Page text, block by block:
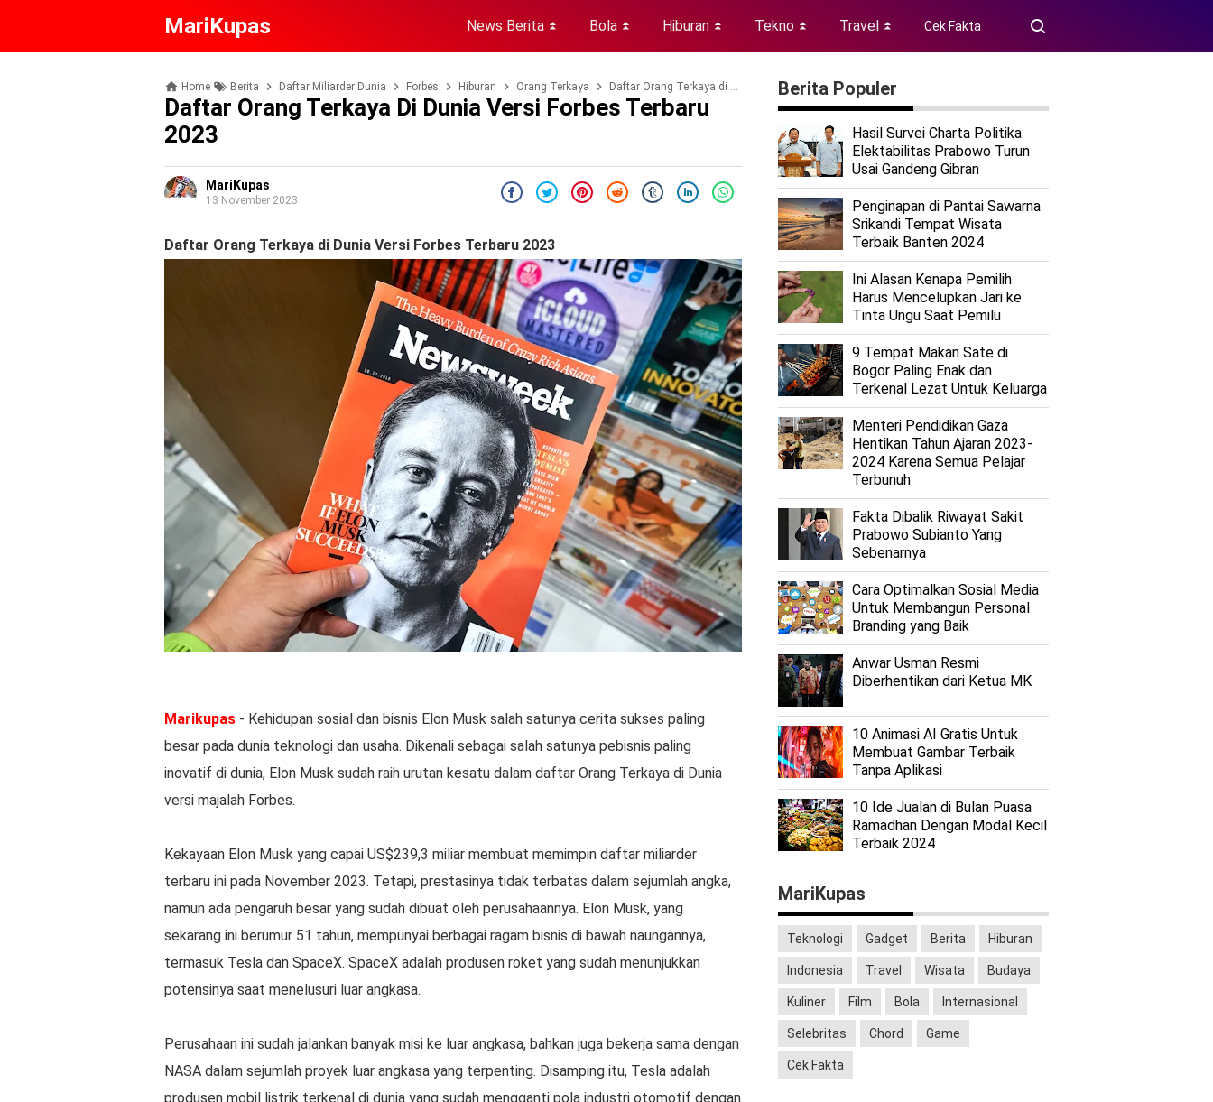
MariKupas News Berita ⏬ Bola ⏬ Hiburan ⏬ Tekno ⏬ Travel ⏬ Cek Fakta
Home Berita Daftar Miliarder Dunia Forbes Hiburan Orang Terkaya Daftar Orang Terkaya di Dunia Versi Forbes Terbaru 2023
Daftar Orang Terkaya Di Dunia Versi Forbes Terbaru
2023
MariKupas
13 November 2023
Daftar Orang Terkaya di Dunia Versi Forbes Terbaru 2023
Marikupas - Kehidupan sosial dan bisnis Elon Musk salah satunya cerita sukses paling
besar pada dunia teknologi dan usaha. Dikenali sebagai salah satunya pebisnis paling
inovatif di dunia, Elon Musk sudah raih urutan kesatu dalam daftar Orang Terkaya di Dunia
versi majalah Forbes.
Kekayaan Elon Musk yang capai US$239,3 miliar membuat memimpin daftar miliarder
terbaru ini pada November 2023. Tetapi, prestasinya tidak terbatas dalam sejumlah angka,
namun ada pengaruh besar yang sudah dibuat oleh perusahaannya. Elon Musk, yang
sekarang ini berumur 51 tahun, mempunyai berbagai ragam bisnis di bawah naungannya,
termasuk Tesla dan SpaceX. SpaceX adalah produsen roket yang sudah menunjukkan
potensinya saat menelusuri luar angkasa.
Perusahaan ini sudah jalankan banyak misi ke luar angkasa, bahkan juga bekerja sama dengan
NASA dalam sejumlah proyek luar angkasa yang terpenting. Disamping itu, Tesla adalah
produsen mobil listrik terkenal di dunia yang sudah mengganti pola industri otomotif dengan
Berita Populer
Hasil Survei Charta Politika:
Elektabilitas Prabowo Turun
Usai Gandeng Gibran
Penginapan di Pantai Sawarna
Srikandi Tempat Wisata
Terbaik Banten 2024
Ini Alasan Kenapa Pemilih
Harus Mencelupkan Jari ke
Tinta Ungu Saat Pemilu
9 Tempat Makan Sate di
Bogor Paling Enak dan
Terkenal Lezat Untuk Keluarga
Menteri Pendidikan Gaza
Hentikan Tahun Ajaran 2023-
2024 Karena Semua Pelajar
Terbunuh
Fakta Dibalik Riwayat Sakit
Prabowo Subianto Yang
Sebenarnya
Cara Optimalkan Sosial Media
Untuk Membangun Personal
Branding yang Baik
Anwar Usman Resmi
Diberhentikan dari Ketua MK
10 Animasi AI Gratis Untuk
Membuat Gambar Terbaik
Tanpa Aplikasi
10 Ide Jualan di Bulan Puasa
Ramadhan Dengan Modal Kecil
Terbaik 2024
MariKupas
Teknologi Gadget Berita Hiburan
Indonesia Travel Wisata Budaya
Kuliner Film Bola Internasional
Selebritas Chord Game
Cek Fakta